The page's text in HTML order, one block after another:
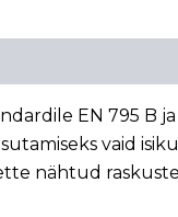
EN 795 B
vaid
nähtud